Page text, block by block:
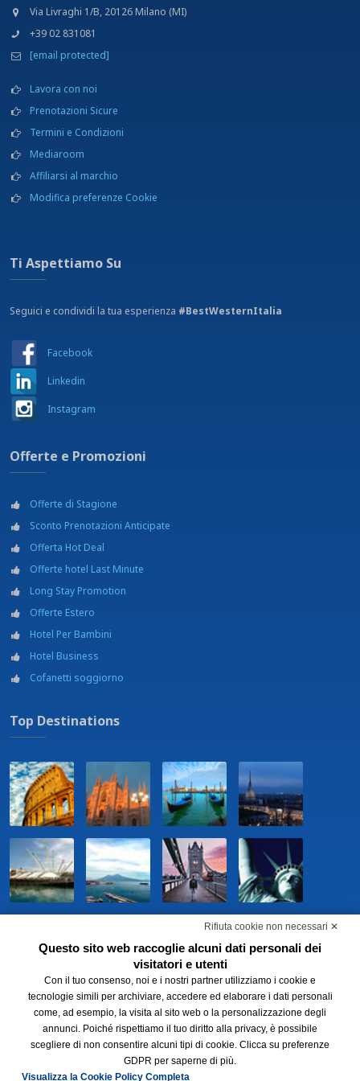
Centro commerciale - Area shopping
Equitazione
Escursioni
Giardino
Massaggi ed estetica su richiesta e a pagamento
Noleggio auto
Noleggio biciclette
Ospedale - Ospedale Maggiore
Palestra
Piscina
Servizio lavanderia a pagamento
Stazione ferroviaria - Modica - 1,8 km
Teatro - Teatro Garibaldi - 400 m
Tennis
Wine tour
Via Livraghi 1/B, 20126 Milano (MI)
+39 02 831081
[email protected]
Lavora con noi
Prenotazioni Sicure
Termini e Condizioni
Mediaroom
Affiliarsi al marchio
Modifica preferenze Cookie
Ti Aspettiamo Su
Seguici e condividi la tua esperienza #BestWesternItalia
Facebook
Linkedin
Instagram
Offerte e Promozioni
Offerte di Stagione
Sconto Prenotazioni Anticipate
Offerta Hot Deal
Offerte hotel Last Minute
Long Stay Promotion
Offerte Estero
Hotel Per Bambini
Hotel Business
Cofanetti soggiorno
Top Destinations
Rifiuta cookie non necessari ✕
Questo sito web raccoglie alcuni dati personali dei
visitatori e utenti
Con il tuo consenso, noi e i nostri partner utilizziamo i cookie e
tecnologie simili per archiviare, accedere ed elaborare i dati personali
come, ad esempio, la visita al sito web o la personalizzazione degli
annunci. Poiché rispettiamo il tuo diritto alla privacy, è possibile
scegliere di non consentire alcuni tipi di cookie. Clicca su preferenze
GDPR per saperne di più.
Visualizza la Cookie Policy Completa